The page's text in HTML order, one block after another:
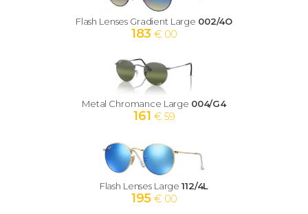
Flash Lenses Gradient Large 002/4O
183 € 00
Metal Chromance Large 004/G4
161 € 59
Flash Lenses Large112/4L
195 € 00